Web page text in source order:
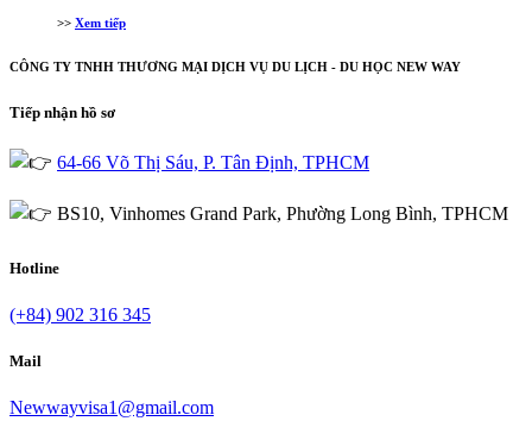
>> Xem tiếp
CÔNG TY TNHH THƯƠNG MẠI DỊCH VỤ DU LỊCH - DU HỌC NEW WAY
Tiếp nhận hồ sơ
64-66 Võ Thị Sáu, P. Tân Định, TPHCM
BS10, Vinhomes Grand Park, Phường Long Bình, TPHCM
Hotline
(+84) 902 316 345
Mail
Newwayvisa1@gmail.com